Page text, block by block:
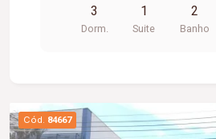
blindex e espelho; Banheiro da
box em blindex e espelho;
Prédio com apenas 03 andares; Diferenciais:
Apartamento localizado no
3
Dorm.
1
Suite
2
Banho
Cód. 84667